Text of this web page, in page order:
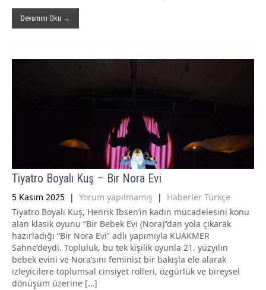
Devamını Oku →
Tiyatro Boyalı Kuş – Bir Nora Evi
5 Kasım 2025 | Yorum yapılmamış | Haberler Türkçe
Tiyatro Boyalı Kuş, Henrik Ibsen’in kadın mücadelesini konu
alan klasik oyunu “Bir Bebek Evi (Nora)”dan yola çıkarak
hazırladığı “Bir Nora Evi” adlı yapımıyla KUAKMER
Sahne’deydi. Topluluk, bu tek kişilik oyunla 21. yüzyılın
bebek evini ve Nora’sını feminist bir bakışla ele alarak
izleyicilere toplumsal cinsiyet rolleri, özgürlük ve bireysel
dönüşüm üzerine […]